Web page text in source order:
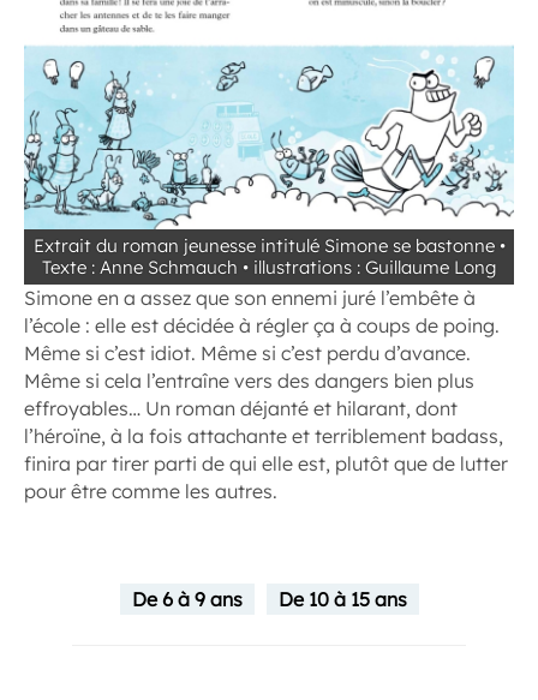
Extrait du roman jeunesse intitulé Simone se bastonne •
Texte : Anne Schmauch • illustrations : Guillaume Long
Simone en a assez que son ennemi juré l’embête à
l’école : elle est décidée à régler ça à coups de poing.
Même si c’est idiot. Même si c’est perdu d’avance.
Même si cela l’entraîne vers des dangers bien plus
effroyables… Un roman déjanté et hilarant, dont
l’héroïne, à la fois attachante et terriblement badass,
finira par tirer parti de qui elle est, plutôt que de lutter
pour être comme les autres.
De 6 à 9 ans De 10 à 15 ans